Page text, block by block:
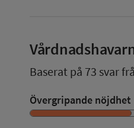
Baserat på 73 svar
Övergripande nöjdhet